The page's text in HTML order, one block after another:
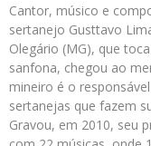
Cantor, músico e
sertanejo Gusttavo
Olegário (MG), que
sanfona, chegou ao
mineiro é o
sertanejas que fazem
Gravou, em 2010, seu